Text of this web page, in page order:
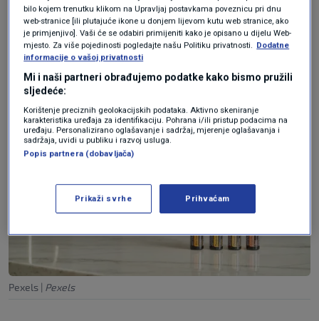
vaš dom mirisnim, svježim i čistim tamo gdje je
to najpotrebnije.
Pexels | Pexels
bilo kojem trenutku klikom na Upravljaj postavkama poveznicu pri dnu
web-stranice [ili plutajuće ikone u donjem lijevom kutu web stranice, ako
je primjenjivo]. Vaši će se odabiri primijeniti kako je opisano u dijelu Web-
mjesto. Za više pojedinosti pogledajte našu Politiku privatnosti. Dodatne
informacije o vašoj privatnosti
Mi i naši partneri obrađujemo podatke kako bismo pružili
sljedeće:
Korištenje preciznih geolokacijskih podataka. Aktivno skeniranje
karakteristika uređaja za identifikaciju. Pohrana i/ili pristup podacima na
uređaju. Personalizirano oglašavanje i sadržaj, mjerenje oglašavanja i
sadržaja, uvidi u publiku i razvoj usluga.
Popis partnera (dobavljača)
Prikaži svrhe Prihvaćam